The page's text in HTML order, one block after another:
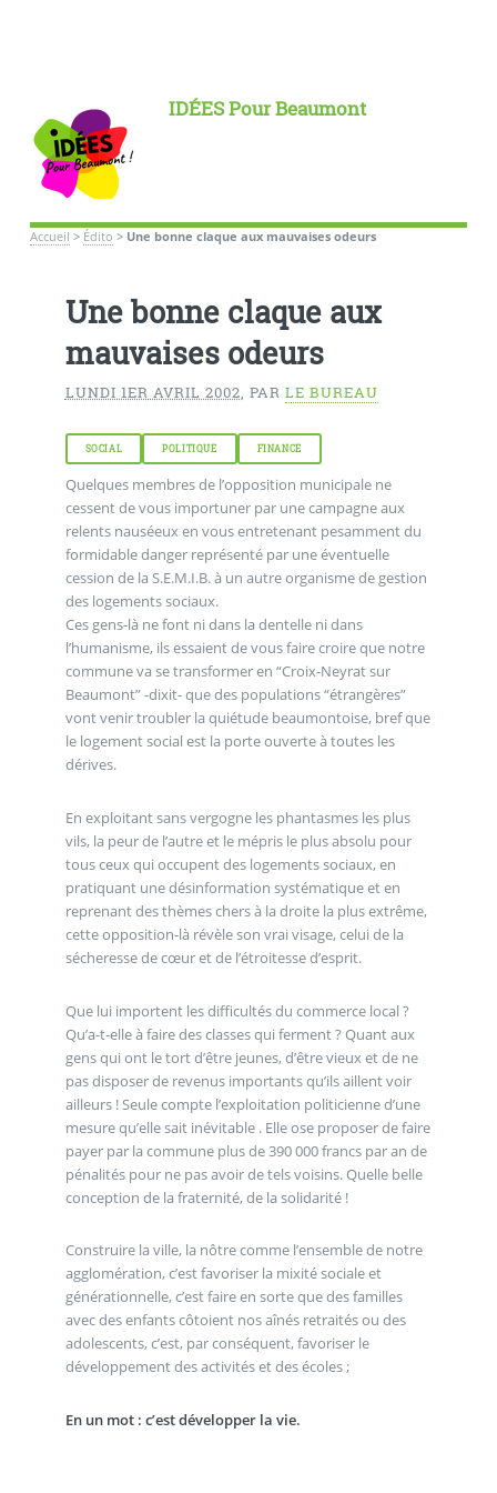
IDÉES Pour Beaumont
Accueil > Édito > Une bonne claque aux mauvaises odeurs
Une bonne claque aux
mauvaises odeurs
LUNDI 1ER AVRIL 2002, PAR LE BUREAU
SOCIAL POLITIQUE FINANCE
Quelques membres de l’opposition municipale ne
cessent de vous importuner par une campagne aux
relents nauséeux en vous entretenant pesamment du
formidable danger représenté par une éventuelle
cession de la S.E.M.I.B. à un autre organisme de gestion
des logements sociaux.
Ces gens-là ne font ni dans la dentelle ni dans
l’humanisme, ils essaient de vous faire croire que notre
commune va se transformer en “Croix-Neyrat sur
Beaumont” -dixit- que des populations “étrangères”
vont venir troubler la quiétude beaumontoise, bref que
le logement social est la porte ouverte à toutes les
dérives.
En exploitant sans vergogne les phantasmes les plus
vils, la peur de l’autre et le mépris le plus absolu pour
tous ceux qui occupent des logements sociaux, en
pratiquant une désinformation systématique et en
reprenant des thèmes chers à la droite la plus extrême,
cette opposition-là révèle son vrai visage, celui de la
sécheresse de cœur et de l’étroitesse d’esprit.
Que lui importent les difficultés du commerce local ?
Qu’a-t-elle à faire des classes qui ferment ? Quant aux
gens qui ont le tort d’être jeunes, d’être vieux et de ne
pas disposer de revenus importants qu’ils aillent voir
ailleurs ! Seule compte l’exploitation politicienne d’une
mesure qu’elle sait inévitable . Elle ose proposer de faire
payer par la commune plus de 390 000 francs par an de
pénalités pour ne pas avoir de tels voisins. Quelle belle
conception de la fraternité, de la solidarité !
Construire la ville, la nôtre comme l’ensemble de notre
agglomération, c’est favoriser la mixité sociale et
générationnelle, c’est faire en sorte que des familles
avec des enfants côtoient nos aînés retraités ou des
adolescents, c’est, par conséquent, favoriser le
développement des activités et des écoles ;
En un mot : c’est développer la vie.